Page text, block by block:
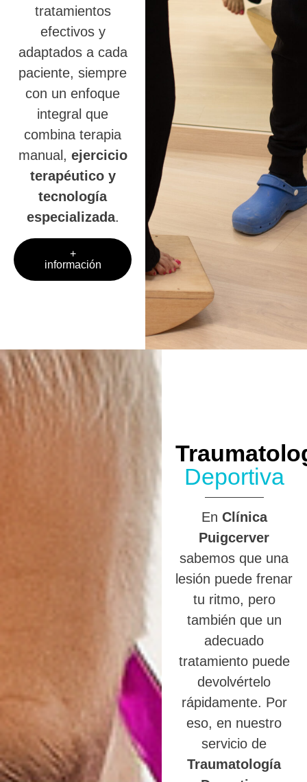
tratamientos
efectivos y
adaptados a cada
paciente, siempre
con un enfoque
integral que
combina terapia
manual, ejercicio
terapéutico y
tecnología
especializada.
+
información
Deportiva
En Clínica
Puigcerver
sabemos que una
lesión puede frenar
tu ritmo, pero
también que un
adecuado
tratamiento puede
devolvértelo
rápidamente. Por
eso, en nuestro
servicio de
Traumatología